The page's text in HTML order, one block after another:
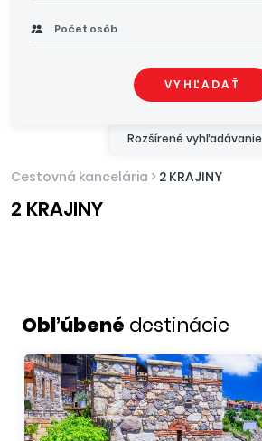
Rozšírené vyhľadávanie
Počet osôb
VYHĽADAŤ
Cestovná kancelária > 2 KRAJINY
2 KRAJINY
Obľúbené destinácie